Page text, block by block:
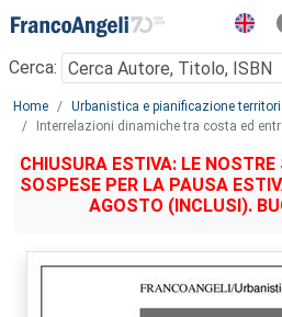
Menu
Cerca:
Main content
Home
Urbanistica e pianificazione
Interrelazioni dinamiche tra costa ed
CHIUSURA ESTIVA: LE
SOSPESE PER LA PAUSA
AGOSTO (INCLUSI).